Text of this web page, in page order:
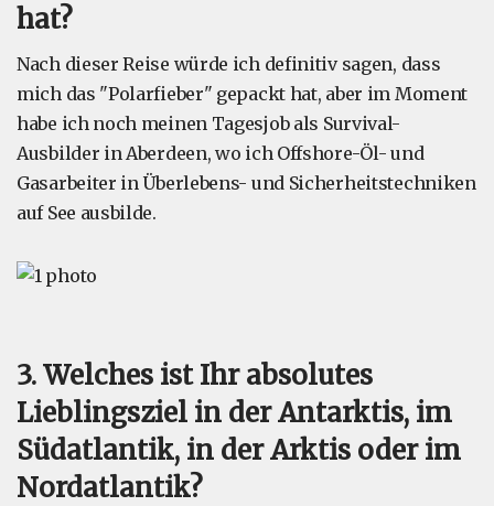
hat?
Nach dieser Reise würde ich definitiv sagen, dass
mich das "Polarfieber" gepackt hat, aber im Moment
habe ich noch meinen Tagesjob als Survival-
Ausbilder in Aberdeen, wo ich Offshore-Öl- und
Gasarbeiter in Überlebens- und Sicherheitstechniken
auf See ausbilde.
3. Welches ist Ihr absolutes
Lieblingsziel in der Antarktis, im
Südatlantik, in der Arktis oder im
Nordatlantik?